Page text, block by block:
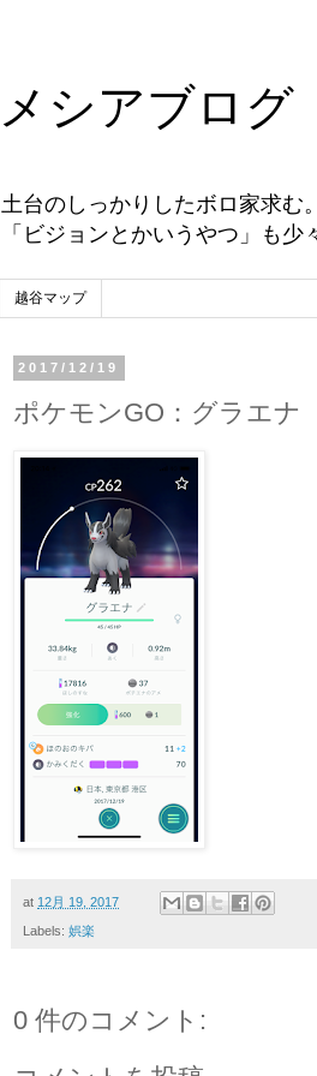
メシアブログ
土台のしっかりしたボロ家求む
「ビジョンとかいうやつ」も少
越谷マップ
2017/12/19
ポケモンGO：グラエナ
at 12月 19, 2017
Labels: 娯楽
0 件のコメント: